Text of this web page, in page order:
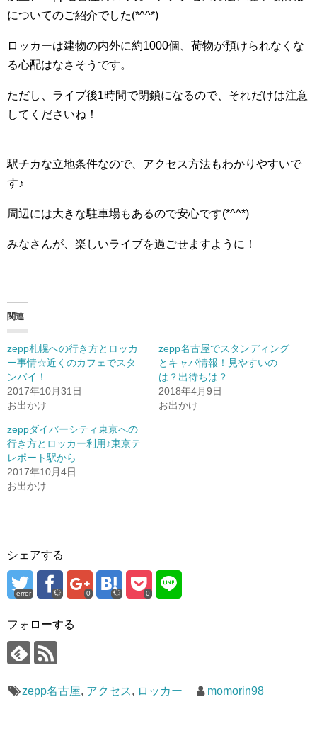
についてのご紹介でした(*^^*)
ロッカーは建物の内外に約1000個、荷物が預けられなくな
る心配はなさそうです。
ただし、ライブ後1時間で閉鎖になるので、それだけは注意
してくださいね！
駅チカな立地条件なので、アクセス方法もわかりやすいで
す♪
周辺には大きな駐車場もあるので安心です(*^^*)
みなさんが、楽しいライブを過ごせますように！
関連
zepp札幌への行き方とロッカ
ー事情☆近くのカフェでスタ
ンバイ！
2017年10月31日
お出かけ
zepp名古屋でスタンディング
とキャパ情報！見やすいの
は？出待ちは？
2018年4月9日
お出かけ
zeppダイバーシティ東京への
行き方とロッカー利用♪東京テ
レポート駅から
2017年10月4日
お出かけ
シェアする
error 0 0
フォローする
zepp名古屋, アクセス, ロッカー momorin98